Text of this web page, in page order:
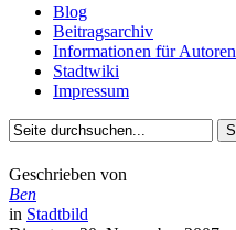
Blog
Beitragsarchiv
Informationen für Autoren
Stadtwiki
Impressum
Geschrieben von
Ben
in Stadtbild